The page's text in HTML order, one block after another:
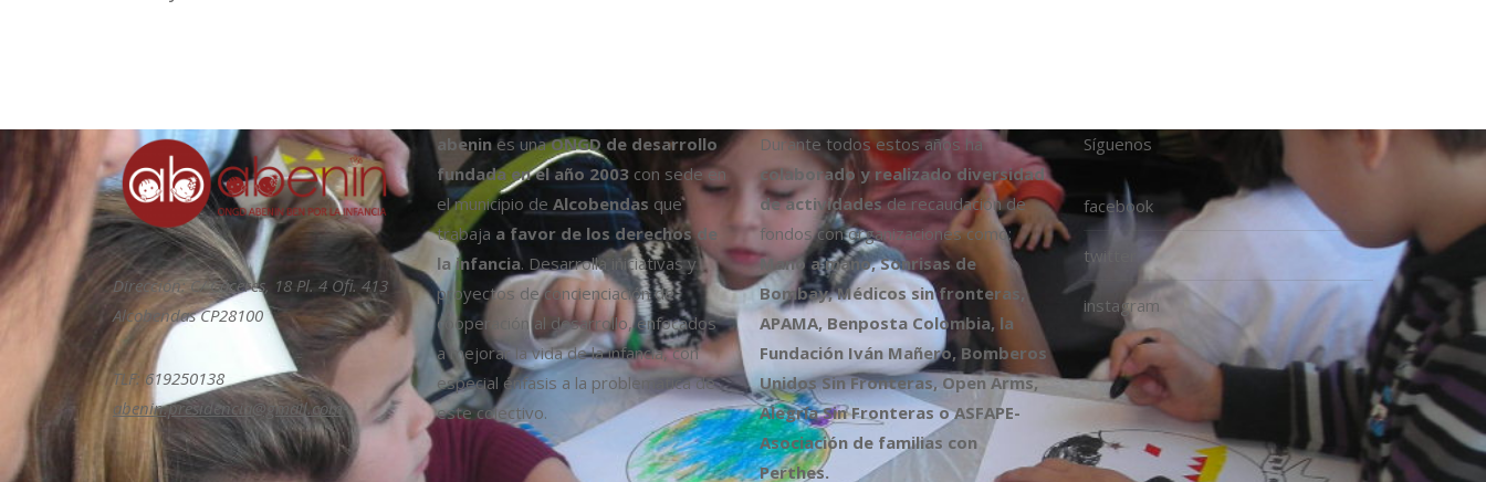
Dirección: C/ Cáceres, 18 Pl. 4 Ofi. 413
Alcobendas CP28100
TLF: 619250138
abenin.presidencia@gmail.com
abenines unaONGD de desarrollo
fundada en el año 2003con sede en
el municipio de Alcobendas que
trabaja a favor de los derechos de
la infancia. Desarrolla iniciativas y
proyectos de concienciación de
cooperación al desarrollo, enfocados
a mejorar la vida de la infancia, con
especial énfasis a la problemática de
este colectivo.
Durante todos estos años ha
colaborado y realizado diversidad
de actividadesde recaudación de
fondos con organizaciones como:
Mano a mano, Sonrisas de
Bombay, Médicos sin fronteras,
APAMA, Benposta Colombia, la
Fundación Iván Mañero, Bomberos
Unidos Sin Fronteras, Open Arms,
Alegría Sin Fronteras o ASFAPE-
Asociación de familias con
Perthes.
Síguenos
facebook
twitter
instagram